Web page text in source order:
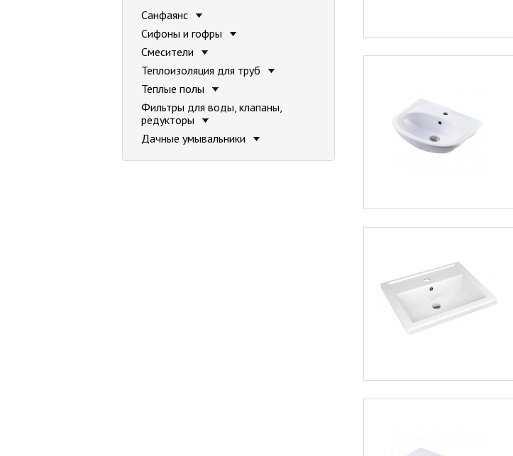
Санфаянс
Сифоны и гофры
Смесители
Теплоизоляция для труб
Теплые полы
Фильтры для воды, клапаны,
редукторы
Дачные умывальники